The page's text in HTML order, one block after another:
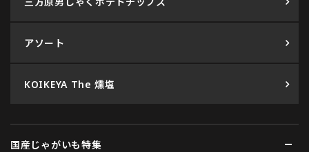
アソート
KOIKEYA The 燻塩
国産じゃがいも特集